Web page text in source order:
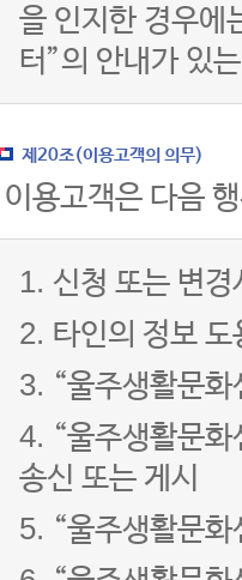
을 인지한 경우에
터”의 안내가 있
제20조(이용고객의 의무)
이용고객은 다음
1. 신청 또는 변
2. 타인의 정보 도
3. “울주생활문
4. “울주생활문
송신 또는 게시
5. “울주생활문